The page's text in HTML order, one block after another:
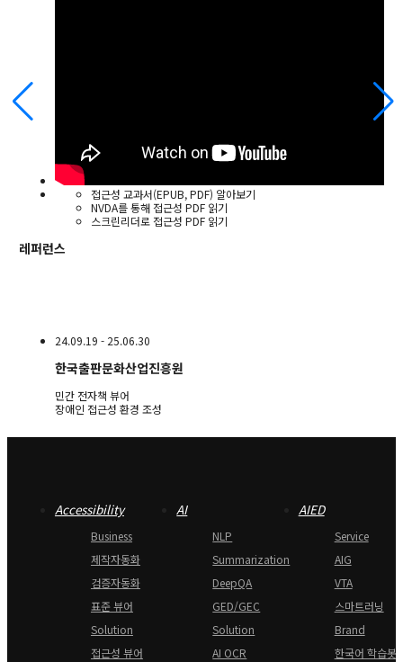
접근성 교과서(EPUB, PDF) 알아보기
NVDA를 통해 접근성 PDF 읽기
스크린리더로 접근성 PDF 읽기
레퍼런스
24.09.19 - 25.06.30
한국출판문화산업진흥원
민간 전자책 뷰어
장애인 접근성 환경 조성
Accessibility
Business
제작자동화
검증자동화
표준 뷰어
Solution
접근성 뷰어
AI
NLP
Summarization
DeepQA
GED/GEC
Solution
AI OCR
AIED
Service
AIG
VTA
스마트러닝
Brand
한국어 학습봇